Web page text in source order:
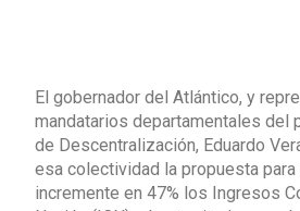
El gobernador del Atlántico, y
mandatarios departamentales del
de Descentralización, Eduardo
esa colectividad la propuesta
incremente en 47% los Ingresos